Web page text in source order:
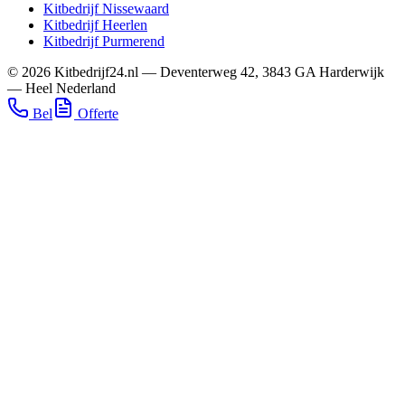
KitbedrijfNissewaard
KitbedrijfHeerlen
KitbedrijfPurmerend
© 2026 Kitbedrijf24.nl — Deventerweg 42, 3843 GA Harderwijk
— Heel Nederland
Bel
Offerte